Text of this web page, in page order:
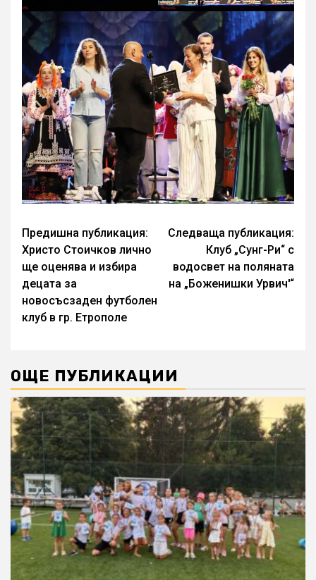
Continue
Reading
Предишна публикация:
Христо Стоичков лично
ще оценява и избира
децата за
новосъсзаден футболен
клуб в гр. Етрополе
Следваща публикация:
Клуб „Сунг-Ри“ с
водосвет на поляната
на „Боженишки Урвич'“
ОЩЕ ПУБЛИКАЦИИ